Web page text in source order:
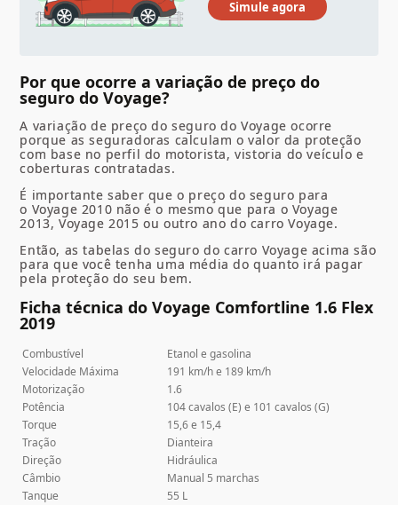
Por que ocorre a variação de preço do
seguro do Voyage?
A variação de preço do seguro do Voyage ocorre
porque as seguradoras calculam o valor da proteção
com base no perfil do motorista, vistoria do veículo e
coberturas contratadas.
É importante saber que o preço do seguro para
o Voyage 2010 não é o mesmo que para o Voyage
2013, Voyage 2015 ou outro ano do carro Voyage.
Então, as tabelas do seguro do carro Voyage acima são
para que você tenha uma média do quanto irá pagar
pela proteção do seu bem.
Ficha técnica do Voyage Comfortline 1.6 Flex
2019
Combustível
Etanol e gasolina
Velocidade Máxima
191 km/h e 189 km/h
Motorização
1.6
Potência
104 cavalos (E) e 101 cavalos (G)
Torque
15,6 e 15,4
Tração
Dianteira
Direção
Hidráulica
Câmbio
Manual 5 marchas
Tanque
55 L